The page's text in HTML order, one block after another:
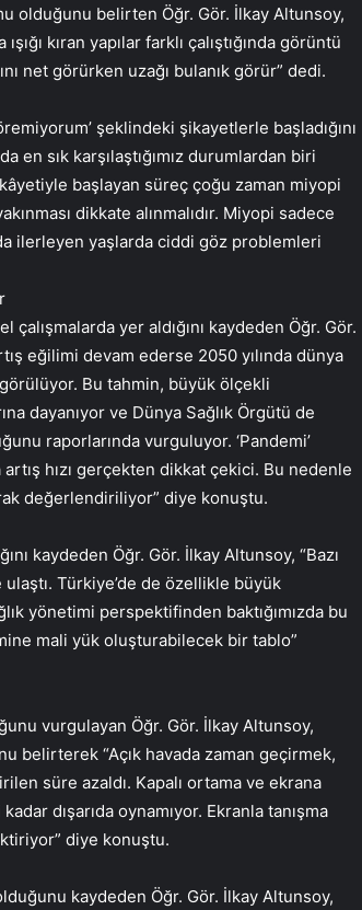
olduğunu belirten Öğr. Gör. İlkay Altunsoy,
kıran yapılar farklı çalıştığında görüntü
net görürken uzağı bulanık görür” dedi.
şeklindeki şikayetlerle başladığını
en sık karşılaştığımız durumlardan biri
başlayan süreç çoğu zaman miyopi
dikkate alınmalıdır. Miyopi sadece
ilerleyen yaşlarda ciddi göz problemleri
yer aldığını kaydeden Öğr. Gör.
eğilimi devam ederse 2050 yılında dünya
Bu tahmin, büyük ölçekli
dayanıyor ve Dünya Sağlık Örgütü de
raporlarında vurguluyor. ‘Pandemi’
hızı gerçekten dikkat çekici. Bu nedenle
değerlendiriliyor” diye konuştu.
kaydeden Öğr. Gör. İlkay Altunsoy, “Bazı
Türkiye’de de özellikle büyük
yönetimi perspektifinden baktığımızda bu
mali yük oluşturabilecek bir tablo”
vurgulayan Öğr. Gör. İlkay Altunsoy,
belirterek “Açık havada zaman geçirmek,
süre azaldı. Kapalı ortama ve ekrana
dışarıda oynamıyor. Ekranla tanışma
diye konuştu.
kaydeden Öğr. Gör. İlkay Altunsoy,